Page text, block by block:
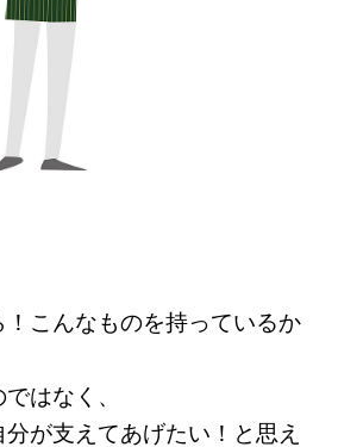
！こんなものを持っているか
はなく、
が支えてあげたい！と思え